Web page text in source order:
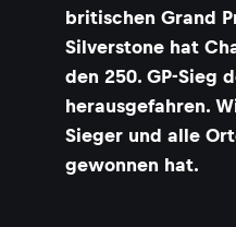
britischen Grand
Silverstone hat
den 250. GP-Sieg
herausgefahren.
Sieger und alle
gewonnen hat.